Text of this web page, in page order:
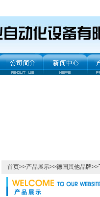
首页>>产品展示>>德国其他品牌>>